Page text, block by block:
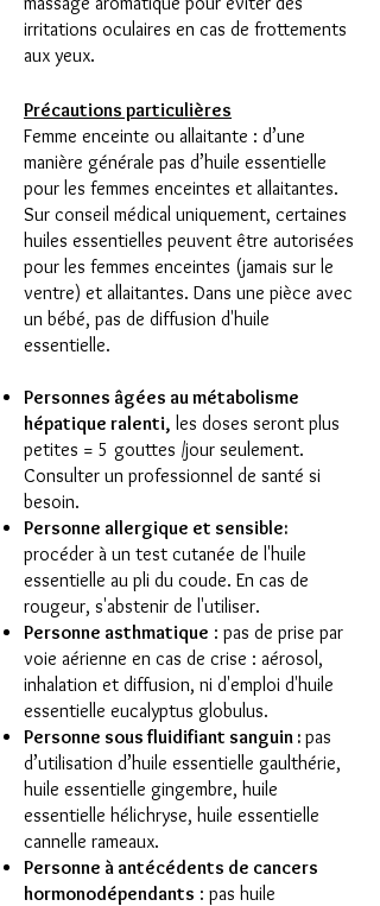
irritations oculaires en cas de frottements
aux yeux.
Précautions particulières
Femme enceinte ou allaitante : d’une
manière générale pas d’huile essentielle
pour les femmes enceintes et allaitantes.
Sur conseil médical uniquement, certaines
huiles essentielles peuvent être autorisées
pour les femmes enceintes (jamais sur le
ventre) et allaitantes. Dans une pièce avec
un bébé, pas de diffusion d'huile
essentielle.
Personnes âgées au métabolisme
hépatique ralenti, les doses seront plus
petites = 5 gouttes /jour seulement.
Consulter un professionnel de santé si
besoin.
Personne allergique et sensible:
procéder à un test cutanée de l'huile
essentielle au pli du coude. En cas de
rougeur, s'abstenir de l'utiliser.
Personne asthmatique : pas de prise par
voie aérienne en cas de crise : aérosol,
inhalation et diffusion, ni d'emploi d'huile
essentielle eucalyptus globulus.
Personne sous fluidifiant sanguin : pas
d’utilisation d’huile essentielle gaulthérie,
huile essentielle gingembre, huile
essentielle hélichryse, huile essentielle
cannelle rameaux.
Personne à antécédents de cancers
hormonodépendants : pas huile